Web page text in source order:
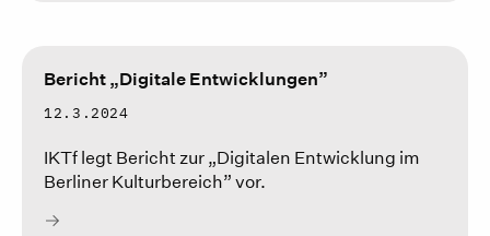
Bericht „Digitale Entwicklungen”
12.3.2024
IKTf legt Bericht zur „Digitalen Entwicklung im
Berliner Kulturbereich” vor.